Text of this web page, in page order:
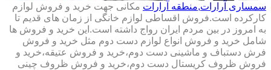
سمساری آرارات,منطقه آرارات مکانی جهت خرید و فروش لوازم
کارکرده است.فروش اقساطی لوازم خانگی از زمان های قدیم تا
به امروز در بین مردم ایران رواج داشته است.این خرید و فروش ها
شامل خرید و فروش انواع لوازم دست دوم مثل خرید و فروش
فرش دستباف و ماشینی دست دوم،خرید و فروش عتیقه،خرید و
فروش ظروف کریستال دست دوم،خرید و فروش ظروف چینی